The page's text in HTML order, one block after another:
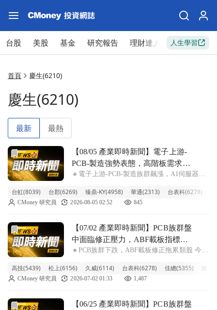
台股 美股 基金 研究報告 理財達人 新手入門
人生學習
首頁 慶生(6210)
慶生(6210)
最新 最熱
前往【08/05 產業即時新聞】電子上游-PCB-製造強勢表態，
【08/05 產業即時新聞】電子上游-
PCB-製造強勢表態，高階板需求回
溫引領資金活水
🔸電子上游-PCB-製造族群飆漲，AI伺服器與
族群表現亮眼，類股整體飆升7.56%，多檔指
標股如台虹、台郡、臻鼎-KY、華通、台表科
台虹(8039) 台郡(6269) 臻鼎-KY(4958) 華通(2313) 台表科(6278)
CMoney 研究員 2026-08-05 02:52 845
前往【07/02 產業即時新聞】PCB族群盤中面臨修正壓力，
【07/02 產業即時新聞】PCB族群盤
中面臨修正壓力，ABF載板指標股
回檔，然部分利基型個股逆勢抗跌
🔸PCB族群下跌，ABF載板修正拖累類股 今天
主要壓力來自高價位的ABF載板指標股。欣
興、景碩、南電紛紛承壓，跌幅擴大，直接衝
高技(5439) 松上(6156) 久威(6114) 台表科(6278) 佳總(5355) 健鼎
CMoney 研究員 2026-07-02 01:33 1,487
前往【06/25 產業即時新聞】PCB族群盤中強勢表態，ABF
【06/25 產業即時新聞】PCB族群盤